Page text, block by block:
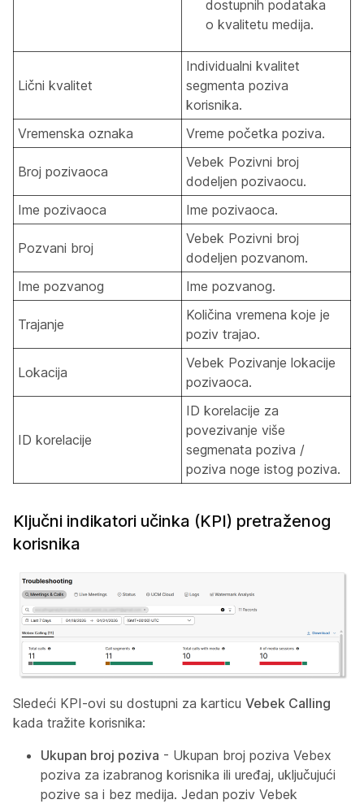
dostupnih podataka
o kvalitetu medija.
Lični kvalitet
Individualni kvalitet
segmenta poziva
korisnika.
Vremenska oznaka
Vreme početka poziva.
Broj pozivaoca
Vebek Pozivni broj
dodeljen pozivaocu.
Ime pozivaoca
Ime pozivaoca.
Pozvani broj
Vebek Pozivni broj
dodeljen pozvanom.
Ime pozvanog
Ime pozvanog.
Trajanje
Količina vremena koje je
poziv trajao.
Lokacija
Vebek Pozivanje lokacije
pozivaoca.
ID korelacije
ID korelacije za
povezivanje više
segmenata poziva /
poziva noge istog poziva.
Ključni indikatori učinka (KPI) pretraženog
korisnika
Sledeći KPI-ovi su dostupni za karticu Vebek Calling
kada tražite korisnika:
Ukupan broj poziva - Ukupan broj poziva Vebex
poziva za izabranog korisnika ili uređaj, uključujući
pozive sa i bez medija. Jedan poziv Vebek